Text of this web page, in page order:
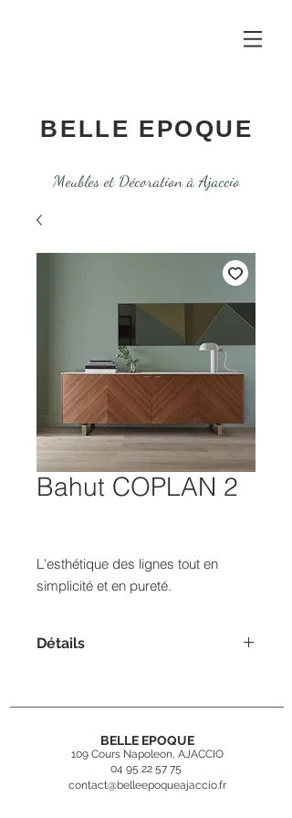
BELLE EPOQUE
Meubles et Décoration à Ajaccio
Bahut COPLAN 2
L'esthétique des lignes tout en
simplicité et en pureté.
Détails
BELLE EPOQUE
109 Cours Napoleon, AJACCIO
04 95 22 57 75
contact@belleepoqueajaccio.fr